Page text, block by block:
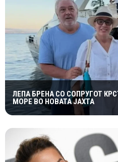
ЛЕПА БРЕНА СО СОПРУГОТ
МОРЕ ВО НОВАТА ЈАХТА